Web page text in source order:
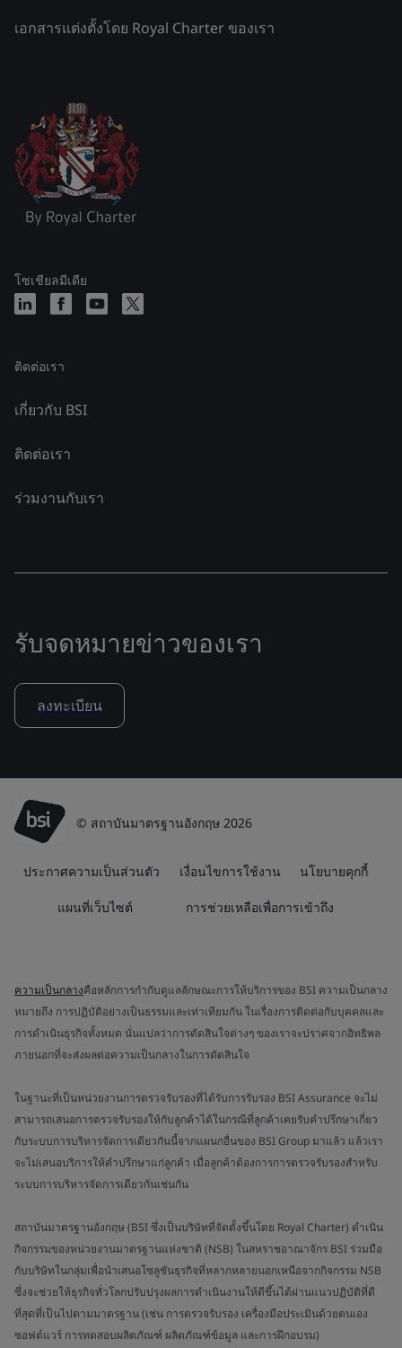
เอกสารแต่งตั้งโดย Royal Charter ของเรา
โซเชียลมีเดีย
ติดต่อเรา
เกี่ยวกับ BSI
ติดต่อเรา
ร่วมงานกับเรา
รับจดหมายข่าวของเรา
ลงทะเบียน
© สถาบันมาตรฐานอังกฤษ 2026
ประกาศความเป็นส่วนตัว เงื่อนไขการใช้งาน นโยบายคุกกี้
แผนที่เว็บไซต์ การช่วยเหลือเพื่อการเข้าถึง
ความเป็นกลางคือหลักการกำกับดูแลลักษณะการให้บริการของ BSI ความเป็นกลาง
หมายถึง การปฏิบัติอย่างเป็นธรรมและเท่าเทียมกัน ในเรื่องการติดต่อกับบุคคลและ
การดำเนินธุรกิจทั้งหมด นั่นแปลว่าการตัดสินใจต่างๆ ของเราจะปราศจากอิทธิพล
ภายนอกที่จะส่งผลต่อความเป็นกลางในการตัดสินใจ
ในฐานะที่เป็นหน่วยงานการตรวจรับรองที่ได้รับการรับรอง BSI Assurance จะไม่
สามารถเสนอการตรวจรับรองให้กับลูกค้าได้ในกรณีที่ลูกค้าเคยรับคำปรึกษาเกี่ยว
กับระบบการบริหารจัดการเดียวกันนี้จากแผนกอื่นของ BSI Group มาแล้ว แล้วเรา
จะไม่เสนอบริการให้คำปรึกษาแก่ลูกค้า เมื่อลูกค้าต้องการการตรวจรับรองสำหรับ
ระบบการบริหารจัดการเดียวกันเช่นกัน
สถาบันมาตรฐานอังกฤษ (BSI ซึ่งเป็นบริษัทที่จัดตั้งขึ้นโดย Royal Charter) ดำเนิน
กิจกรรมของหน่วยงานมาตรฐานแห่งชาติ (NSB) ในสหราชอาณาจักร BSI ร่วมมือ
กับบริษัทในกลุ่มเพื่อนำเสนอโซลูชันธุรกิจที่หลากหลายนอกเหนือจากกิจกรรม NSB
ซึ่งจะช่วยให้ธุรกิจทั่วโลกปรับปรุงผลการดำเนินงานให้ดีขึ้นได้ผ่านแนวปฏิบัติที่ดี
ที่สุดที่เป็นไปตามมาตรฐาน (เช่น การตรวจรับรอง เครื่องมือประเมินด้วยตนเอง
ซอฟต์แวร์ การทดสอบผลิตภัณฑ์ ผลิตภัณฑ์ข้อมูล และการฝึกอบรม)